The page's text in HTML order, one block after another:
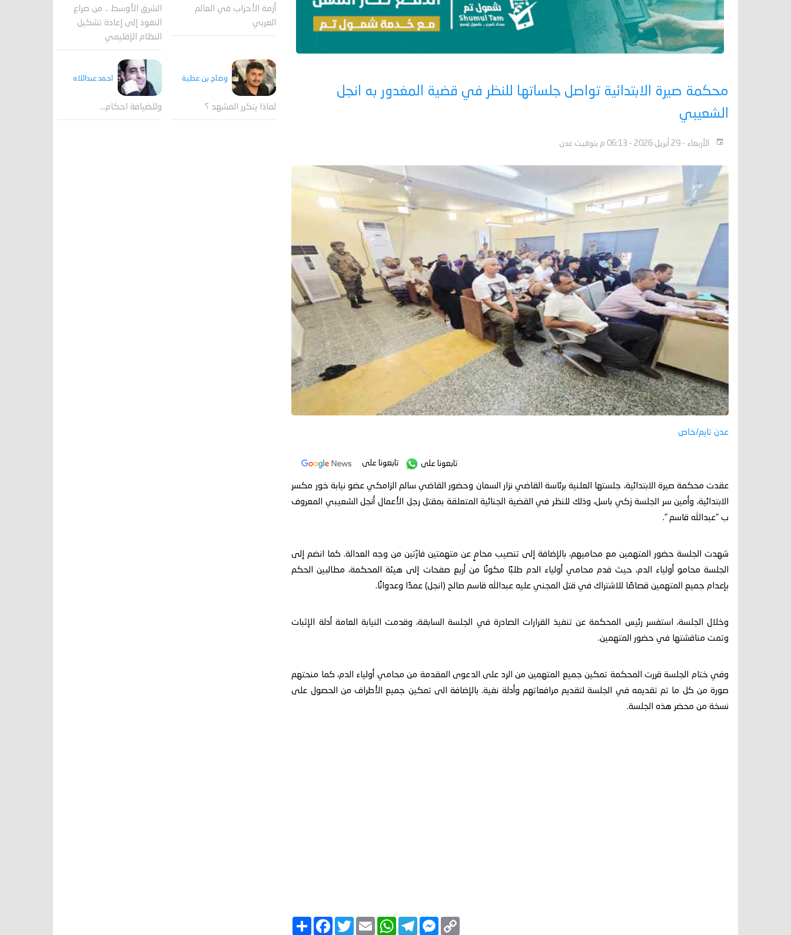
محكمة صيرة الابتدائية تواصل جلساتها للنظر في قضية المغدور به انجل
الشعيبي
الأربعاء - 29 أبريل 2026 - 06:13 م بتوقيت عدن
عدن تايم/خاص
تابعونا على تابعونا على
عقدت محكمة صيرة الابتدائية، جلستها العلنية برئاسة القاضي نزار السمان وحضور القاضي سالم الزامكي عضو نيابة خور مكسر
الابتدائية، وأمين سر الجلسة زكي باسل، وذلك للنظر في القضية الجنائية المتعلقة بمقتل رجل الأعمال أنجل الشعيبي المعروف
ب "عبدالله قاسم ".
شهدت الجلسة حضور المتهمين مع محاميهم، بالإضافة إلى تنصيب محامٍ عن متهمتين فارّتين من وجه العدالة. كما انضم إلى
الجلسة محامو أولياء الدم، حيث قدم محامي أولياء الدم طلبًا مكونًا من أربع صفحات إلى هيئة المحكمة، مطالبين الحكم
بإعدام جميع المتهمين قصاصًا للاشتراك في قتل المجني عليه عبدالله قاسم صالح (انجل) عمدًا وعدوانًا.
وخلال الجلسة، استفسر رئيس المحكمة عن تنفيذ القرارات الصادرة في الجلسة السابقة، وقدمت النيابة العامة أدلة الإثبات
وتمت مناقشتها في حضور المتهمين.
وفي ختام الجلسة قررت المحكمة تمكين جميع المتهمين من الرد على الدعوى المقدمة من محامي أولياء الدم، كما منحتهم
صورة من كل ما تم تقديمه في الجلسة لتقديم مرافعاتهم وأدلة نفية. بالإضافة الى تمكين جميع الأطراف من الحصول على
نسخة من محضر هذه الجلسة.
ا
ن
F
a
T
w
E
m
W
h
T
e
M
e
C
o
أزمة الأحزاب في العالم
العربي
الشرق الأوسط .. من صراع
النفوذ إلى إعادة تشكيل
النظام الإقليمي
وضاح بن عطية
لماذا يتكرر المشهد ؟
احمد عبداللاه
وللضيافة احكام…